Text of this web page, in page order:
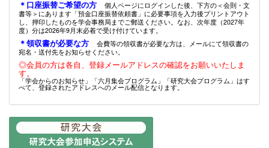
＊口座振替ご希望の方
個人ページにログインした後、下方の＜会則・文
書等＞にあります「預金口座振替依頼書」に必要事項を入力後プリントアウト
し、押印したものを学会事務局までご郵送ください。なお、次年度（2027年
度）分は2026年9月末必着で受け付けています。
＊領収書が必要な方
会費等の領収書が必要な方は、メールにて領収書の
宛名・送付先をお知らせください。
◎会員の方は各自、登録メールアドレスの確認をお願いいたしま
す。
「学会からのお知らせ」「六月集会プログラム」「研究大会プログラム」はす
べて、登録されたアドレスへのメール配信となります。